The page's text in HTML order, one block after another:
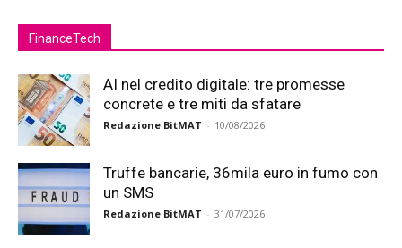
FinanceTech
AI nel credito digitale: tre promesse
concrete e tre miti da sfatare
Redazione BitMAT - 10/08/2026
Truffe bancarie, 36mila euro in fumo con
un SMS
Redazione BitMAT - 31/07/2026